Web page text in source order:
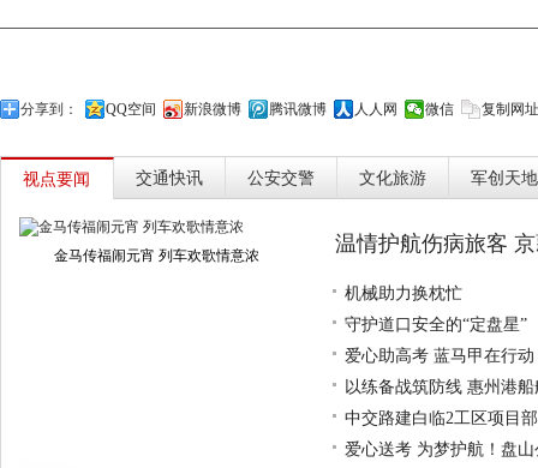
分享到： QQ空间 新浪微博 腾讯微博 人人网 微信 复制网址
视点要闻 交通快讯 公安交警 文化旅游 军创天地
金马传福闹元宵 列车欢歌情意浓 温情护航伤病旅客
机械助力换枕忙
守护道口安全的“定盘星”
爱心助高考 蓝马甲在行动
以练备战筑防线 惠州港
中交路建白临2工区项目
爱心送考 为梦护航！盘